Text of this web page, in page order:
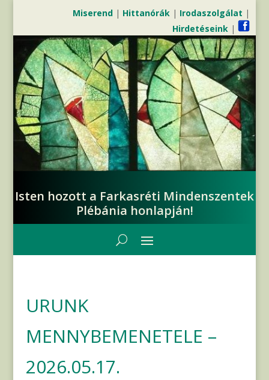
Miserend| Hittanórák| Irodaszolgálat |
Hirdetéseink|
Isten hozott a Farkasréti Mindenszentek
Plébánia honlapján!
URUNK
MENNYBEMENETELE –
2026.05.17.